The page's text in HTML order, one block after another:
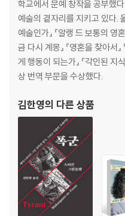
학교에서 문예 창작을 공부했
예술의 곁자리를 지키고 있다.
예술인가』 『알랭 드 보통의 영혼
금 다시 계몽』 『영혼을 찾아서
게 행동이 되는가』 『각인된
상 번역 부문을 수상했다.
김한영의 다른 상품